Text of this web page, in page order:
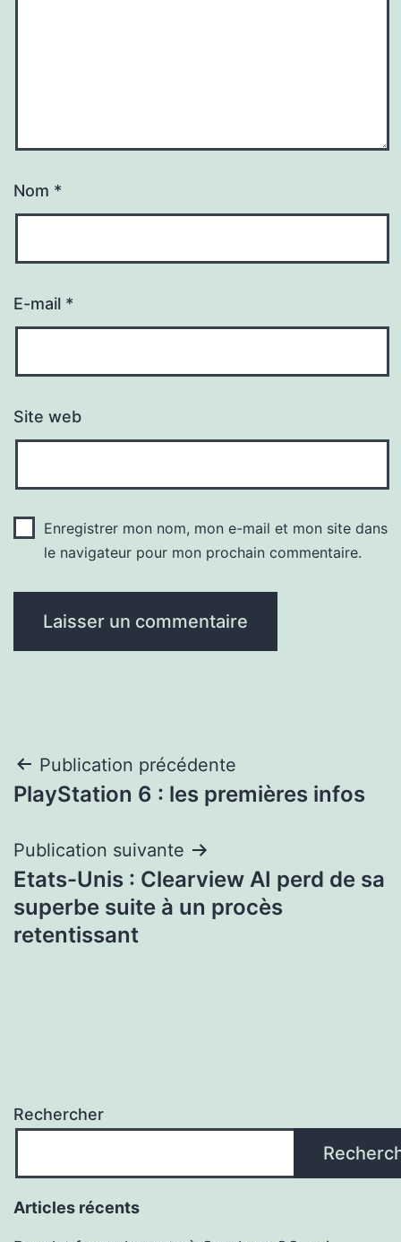
Nom *
E-mail *
Site web
Enregistrer mon nom, mon e-mail et mon site dans
le navigateur pour mon prochain commentaire.
Navigation
de
l’article
Publication précédente
PlayStation 6 : les premières infos
Publication suivante
Etats-Unis : Clearview AI perd de sa
superbe suite à un procès
retentissant
Rechercher
Articles récents